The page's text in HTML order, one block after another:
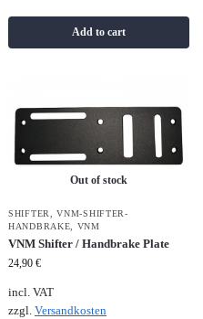
Add to cart
Out of stock
SHIFTER,VNM-SHIFTER-
HANDBRAKE, VNM
VNM Shifter / Handbrake Plate
24,90 €
incl. VAT
zzgl. Versandkosten